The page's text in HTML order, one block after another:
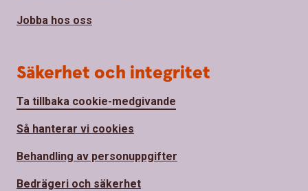
Jobba hos oss
Säkerhet och integritet
Ta tillbaka cookie-medgivande
Så hanterar vi cookies
Behandling av personuppgifter
Bedrägeri och säkerhet